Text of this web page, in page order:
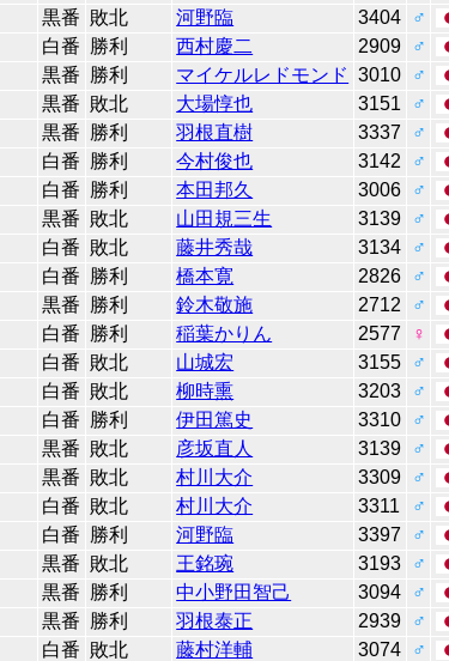
黒番 敗北 河野臨 3404 ♂
白番 勝利 西村慶二 2909 ♂
黒番 勝利 マイケルレドモンド 3010 ♂
黒番 敗北 大場惇也 3151 ♂
黒番 勝利 羽根直樹 3337 ♂
白番 勝利 今村俊也 3142 ♂
白番 勝利 本田邦久 3006
♂
黒番 敗北 山田規三生 3139 ♂
白番 敗北 藤井秀哉 3134
♂
白番 勝利 橋本寛 2826
♂
黒番 勝利 鈴木敬施 2712
♂
白番 勝利 稲葉かりん 2577
♀
白番 敗北 山城宏 3155 ♂
白番 敗北 柳時熏 3203 ♂
白番 勝利 伊田篤史 3310 ♂
黒番 敗北 彦坂直人 3139 ♂
黒番 敗北 村川大介 3309 ♂
白番 敗北 村川大介 3311 ♂
白番 勝利 河野臨 3397 ♂
黒番 敗北 王銘琬 3193 ♂
黒番 勝利 中小野田智己 3094 ♂
黒番 勝利 羽根泰正 2939 ♂
白番 敗北 藤村洋輔 3074 ♂